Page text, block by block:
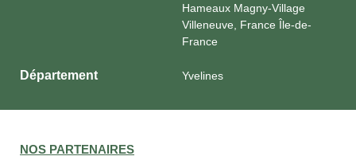
Hameaux Magny-Village
Villeneuve, France Île-de-
France
Département Yvelines
NOS PARTENAIRES